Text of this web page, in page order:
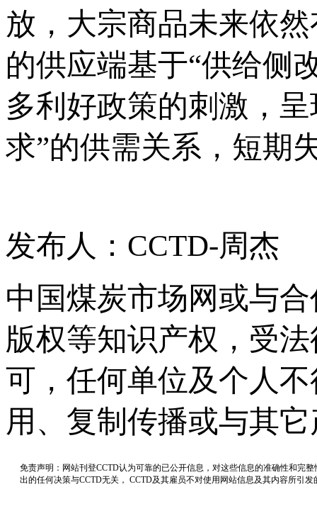
放，大宗商品未来依
的供应端基于“供给侧
多利好政策的刺激，
求”的供需关系，短期
发布人：CCTD-周杰
中国煤炭市场网或与
版权等知识产权，受
可，任何单位及个人
用、复制传播或与其
免责声明：网站刊登CCTD认为可靠的已公开信息，对这些信息的准确性和完
出的任何决策与CCTD无关， CCTD及其雇员不对使用网站信息及其内容所引